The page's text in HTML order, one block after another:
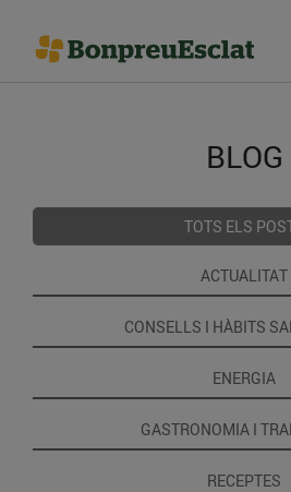
BLOG
TOTS ELS
ACTUALITAT
CONSELLS I HÀBITS
ENERGIA
GASTRONOMIA I
RECEPTES